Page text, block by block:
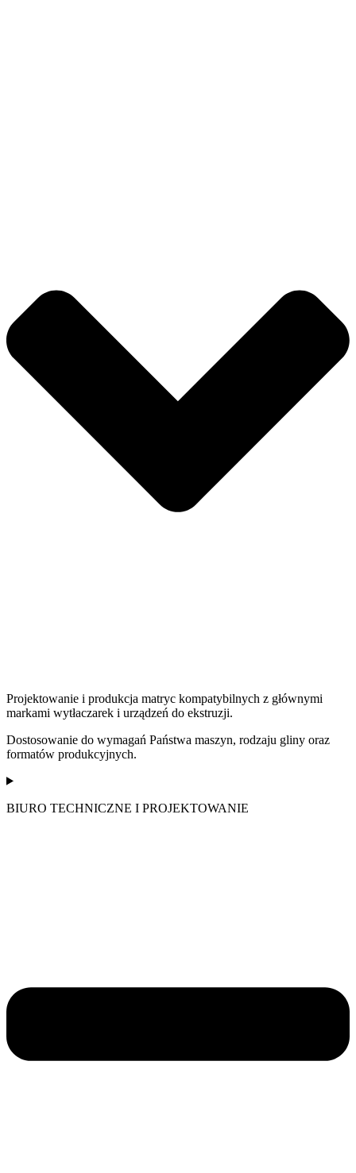
Projektowanie i produkcja matryc kompatybilnych z głównymi
markami wytłaczarek i urządzeń do ekstruzji.
Dostosowanie do wymagań Państwa maszyn, rodzaju gliny oraz
formatów produkcyjnych.
BIURO TECHNICZNE I PROJEKTOWANIE